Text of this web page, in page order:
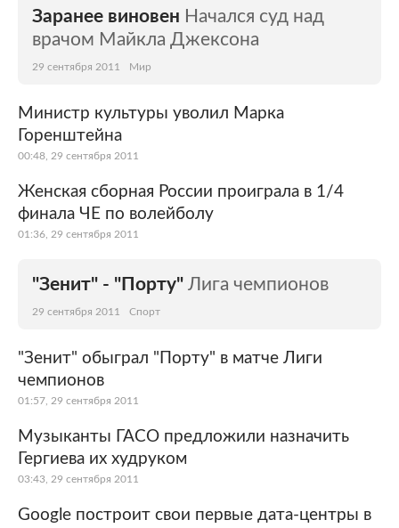
Заранее виновен Начался суд над
врачом Майкла Джексона
29 сентября 2011 Мир
Министр культуры уволил Марка
Горенштейна
00:48, 29 сентября 2011
Женская сборная России проиграла в 1/4
финала ЧЕ по волейболу
01:36, 29 сентября 2011
"Зенит" - "Порту" Лига чемпионов
29 сентября 2011 Спорт
"Зенит" обыграл "Порту" в матче Лиги
чемпионов
01:57, 29 сентября 2011
Музыканты ГАСО предложили назначить
Гергиева их худруком
03:43, 29 сентября 2011
Google построит свои первые дата-центры в